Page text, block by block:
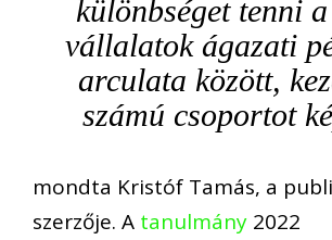
különbséget tenni
vállalatok ágazati
arculata között,
számú csoportot
mondta Kristóf Tamás, a
szerzője. A tanulmány 2022